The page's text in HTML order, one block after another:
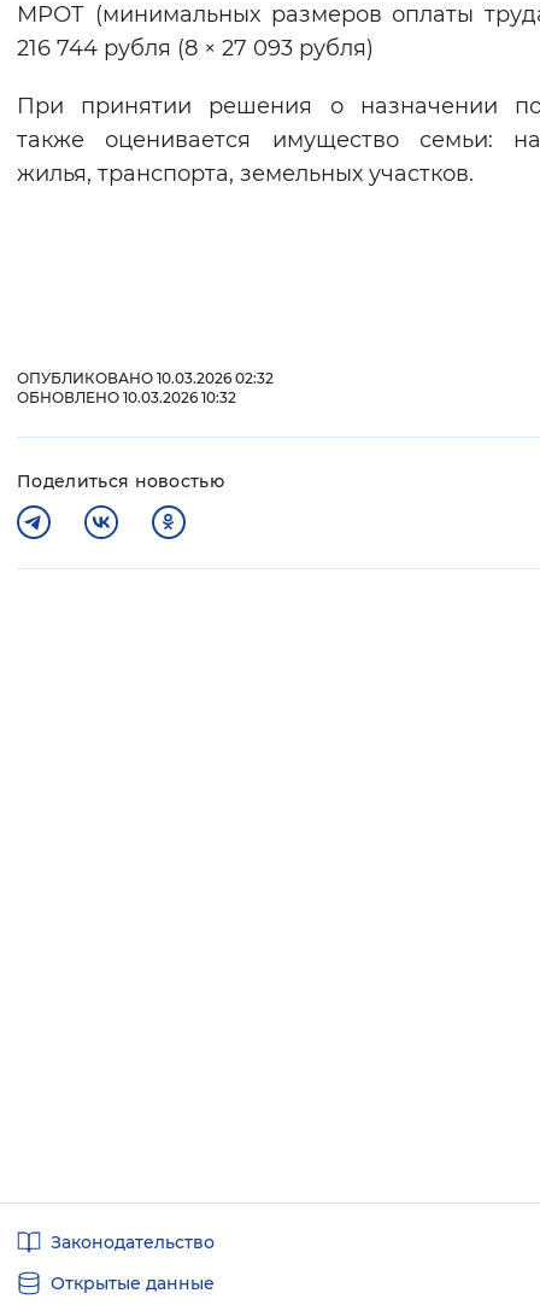
МРОТ (минимальных размеров оплаты
216 744 рубля (8 × 27 093 рубля)
При принятии решения о назначении
также оценивается имущество семьи:
жилья, транспорта, земельных участков.
ОПУБЛИКОВАНО 10.03.2026 02:32
ОБНОВЛЕНО 10.03.2026 10:32
Поделиться новостью
ссылкиЗаконодательство
Открытые данные